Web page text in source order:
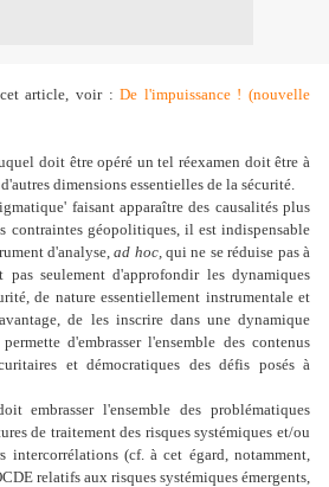
cet article, voir :De l'impuissance ! (nouvelle
doit être opéré un tel réexamen doit être à
dimensions essentielles de la sécurité.
faisant apparaître des causalités plus
contraintes géopolitiques, il est indispensable
d'analyse,ad hoc,qui ne se réduise pas à
seulement d'approfondir les dynamiques
de nature essentiellement instrumentale et
de les inscrire dans une dynamique
d'embrasser l'ensemble des contenus
et démocratiques des défis posés à
embrasser l'ensemble des problématiques
de traitement des risques systémiques et/ou
intercorrélations (cf. à cet égard, notamment,
relatifs aux risques systémiques émergents,